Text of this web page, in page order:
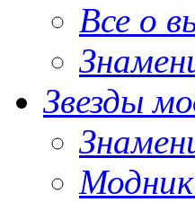
Все о
Звезды